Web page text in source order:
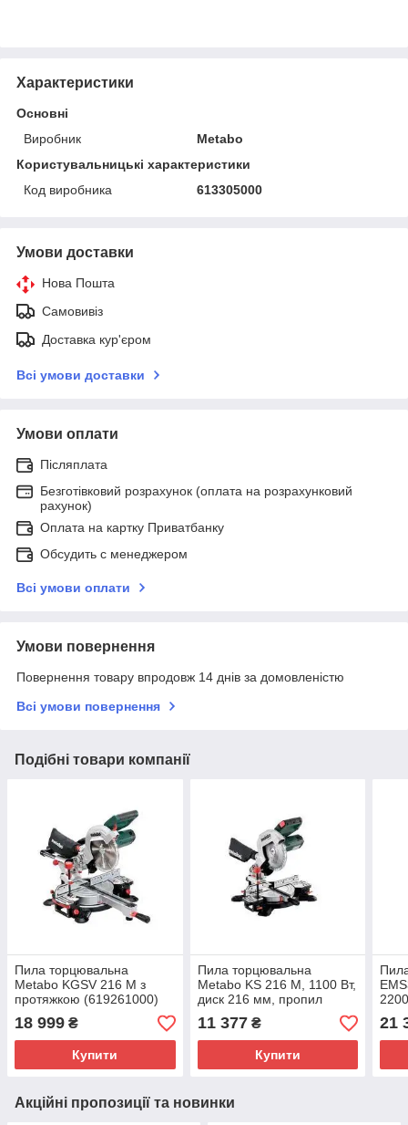
Характеристики
Основні
Виробник
Metabo
Користувальницькі характеристики
Код виробника
613305000
Умови доставки
Нова Пошта
Самовивіз
Доставка кур'єром
Всі умови доставки
Умови оплати
Післяплата
Безготівковий розрахунок (оплата на розрахунковий
рахунок)
Оплата на картку Приватбанку
Обсудить с менеджером
Всі умови оплати
Умови повернення
Повернення товару впродовж 14 днів за домовленістю
Всі умови повернення
Подібні товари компанії
Пила торцювальна
Metabo KGSV 216 M з
протяжкою (619261000)
18 999 ₴
Купити
Пила торцювальна
Metabo KS 216 M, 1100 Вт,
диск 216 мм, пропил
60/45 мм, 8.7 кг
(610216000)
11 377₴
Купити
21
Акційні пропозиції та новинки